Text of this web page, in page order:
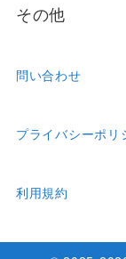
その他
問い合わせ
プライバシーポリ
利用規約